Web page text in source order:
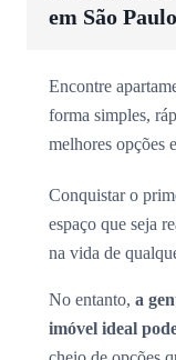
em São Paulo
Encontre
forma simples,
melhores opções
Conquistar o
espaço que seja
na vida de
No entanto, a
imóvel ideal